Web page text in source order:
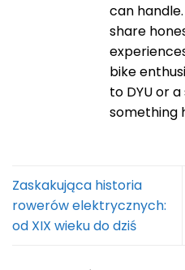
can
share
bike
to DYU or
something
Zaskakująca historia
rowerów elektrycznych:
od XIX wieku do dziś